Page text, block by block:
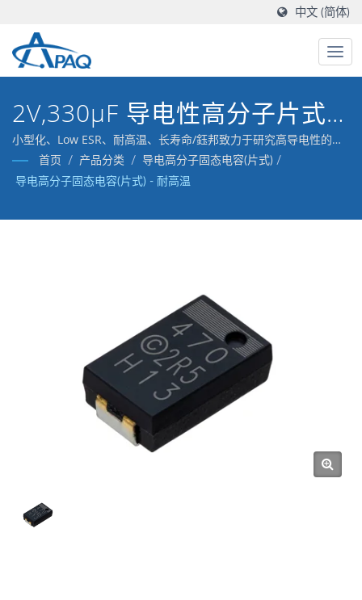
中文 (简体)
2V,330μF 导电性高分子片式
固态电容-ACTH
小型化、Low ESR、耐高温、长寿命/鈺邦致力于研究高导电性的高
分子材料电容器，并累积了丰富的生产经验。
首页 / 产品分类 / 导电高分子固态电容(片式) /
导电高分子固态电容(片式) - 耐高温